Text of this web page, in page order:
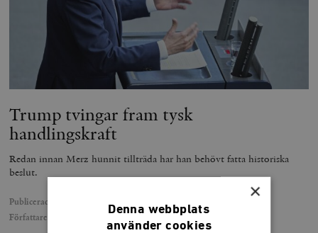
Trump tvingar fram tysk
handlingskraft
Redan innan Merz hunnit tillträda har han behövt fatta historiska
beslut.
Publicerad
Författare
×
Denna webbplats
använder cookies